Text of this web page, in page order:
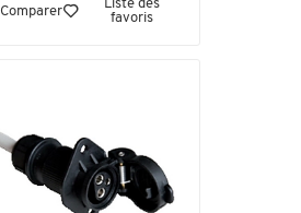
Comparer
Liste des
favoris